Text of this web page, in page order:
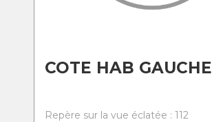
COTE HAB GAUCHE
Repère sur la vue éclatée : 112